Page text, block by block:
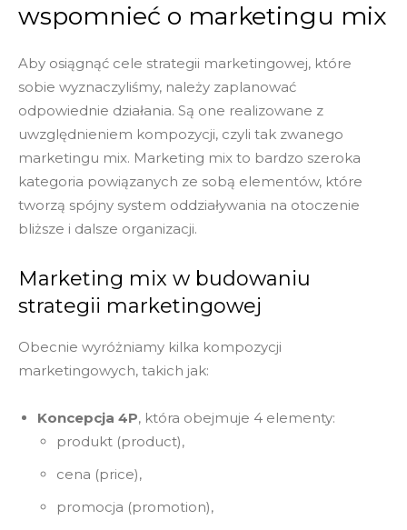
wspomnieć o marketingu mix
Aby osiągnąć cele strategii marketingowej, które
sobie wyznaczyliśmy, należy zaplanować
odpowiednie działania. Są one realizowane z
uwzględnieniem kompozycji, czyli tak zwanego
marketingu mix. Marketing mix to bardzo szeroka
kategoria powiązanych ze sobą elementów, które
tworzą spójny system oddziaływania na otoczenie
bliższe i dalsze organizacji.
Marketing mix w budowaniu
strategii marketingowej
Obecnie wyróżniamy kilka kompozycji
marketingowych, takich jak:
Koncepcja 4P, która obejmuje 4 elementy:
produkt (product),
cena (price),
promocja (promotion),